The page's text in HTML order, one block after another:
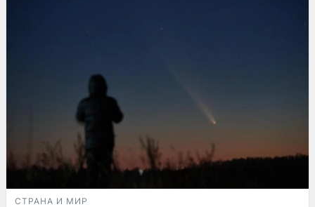
СТРАНА И МИР